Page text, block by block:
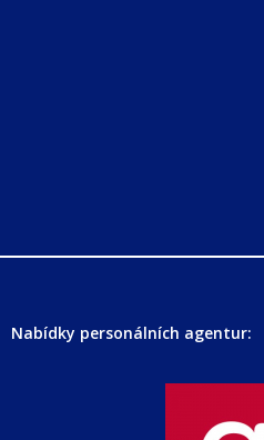
Nabídky personálních agentur: